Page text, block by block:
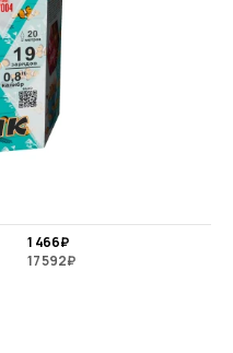
1 466₽
17 592₽